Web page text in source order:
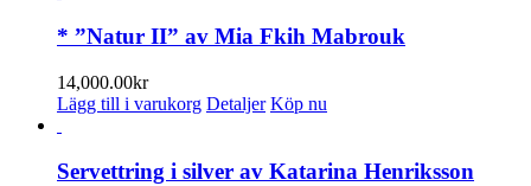
* ”Natur II” av Mia Fkih Mabrouk
14,000.00kr
Lägg till i varukorg Detaljer Köp nu
Servettring i silver av Katarina Henriksson